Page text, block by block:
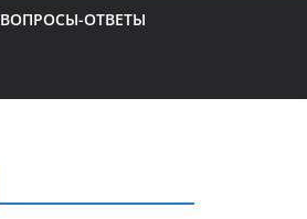
ВОПРОСЫ-ОТВЕТЫ